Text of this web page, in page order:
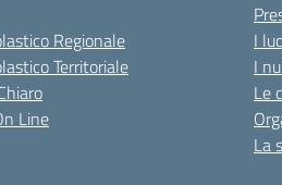
Regionale
Territoriale
Line
I
I
Le
La